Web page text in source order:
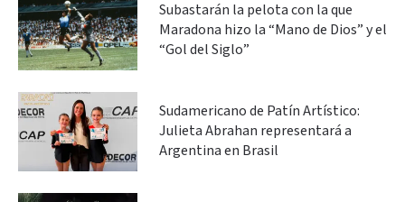
Subastarán la pelota con la que
Maradona hizo la “Mano de Dios” y el
“Gol del Siglo”
Sudamericano de Patín Artístico:
Julieta Abrahan representará a
Argentina en Brasil